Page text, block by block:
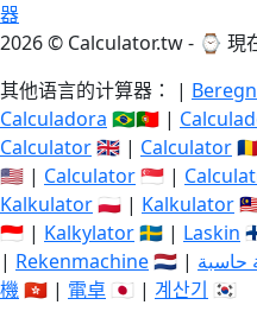
器
2026 © Calculator.tw - ⌚ 現
其他语言的计算器： |
Calculadora 🇧🇷🇵🇹 |
Calculator🇬🇧 | Calculator
🇺🇸 | Calculator🇸🇬 |
Kalkulator🇵🇱 | Kalkulator
🇮🇩 | Kalkylator🇸🇪 | Laskin
| Rekenmachine🇳🇱 | حاسبة
機🇭🇰 | 電卓 🇯🇵 | 계산기 🇰🇷